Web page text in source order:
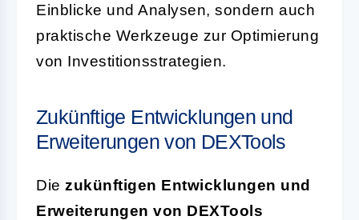
Einblicke und Analysen, sondern auch
praktische Werkzeuge zur Optimierung
von Investitionsstrategien.
Zukünftige Entwicklungen und
Erweiterungen von DEXTools
Die zukünftigen Entwicklungen und
Erweiterungen von DEXTools